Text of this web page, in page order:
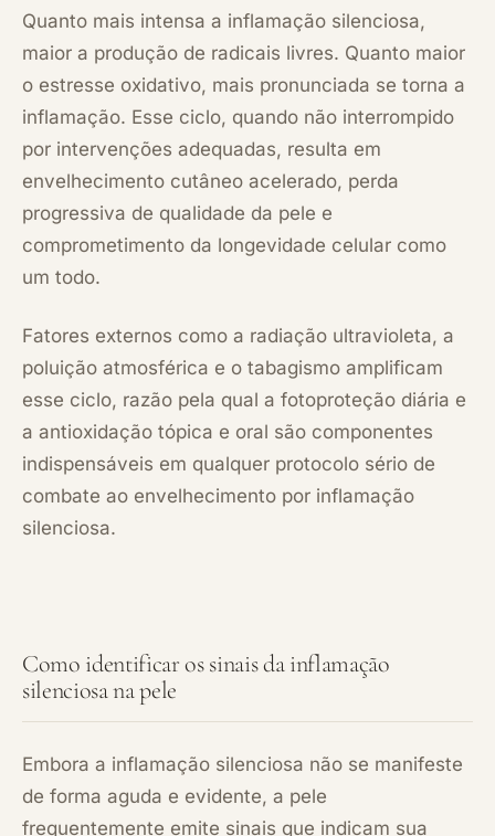
Quanto mais intensa a inflamação silenciosa,
maior a produção de radicais livres. Quanto maior
o estresse oxidativo, mais pronunciada se torna a
inflamação. Esse ciclo, quando não interrompido
por intervenções adequadas, resulta em
envelhecimento cutâneo acelerado, perda
progressiva de qualidade da pele e
comprometimento da longevidade celular como
um todo.
Fatores externos como a radiação ultravioleta, a
poluição atmosférica e o tabagismo amplificam
esse ciclo, razão pela qual a fotoproteção diária e
a antioxidação tópica e oral são componentes
indispensáveis em qualquer protocolo sério de
combate ao envelhecimento por inflamação
silenciosa.
Como identificar os sinais da inflamação
silenciosa na pele
Embora a inflamação silenciosa não se manifeste
de forma aguda e evidente, a pele
frequentemente emite sinais que indicam sua